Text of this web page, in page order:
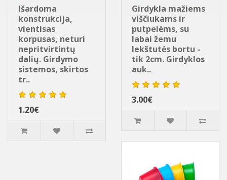
Išardoma
konstrukcija,
vientisas
korpusas, neturi
nepritvirtintų
dalių. Girdymo
sistemos, skirtos
tr..
1.20€
Girdykla mažiems
viščiukams ir
putpelėms, su
labai žemu
lekštutės bortu -
tik 2cm. Girdyklos
auk..
3.00€